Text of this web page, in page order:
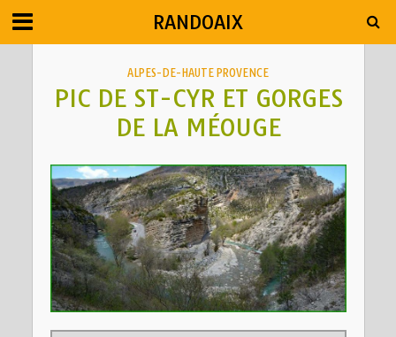
RANDOAIX
ALPES-DE-HAUTE PROVENCE
PIC DE ST-CYR ET GORGES
DE LA MÉOUGE